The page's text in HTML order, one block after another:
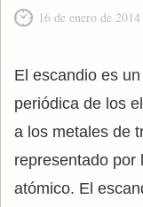
16 de enero de 2014
El escandio es
periódica de los
a los metales de
representado por
atómico. El